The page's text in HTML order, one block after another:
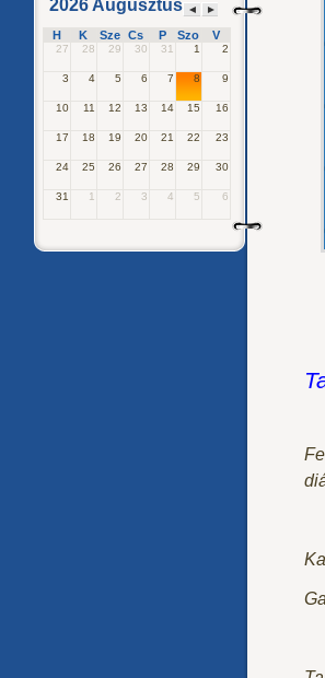
2026 Augusztus ◄ ►
H K Sze Cs P Szo V
27 28 29 30 31 1 2
3 4 5 6 7 8 9
10 11 12 13 14 15 16
17 18 19 20 21 22 23
24 25 26 27 28 29 30
31 1 2 3 4 5 6